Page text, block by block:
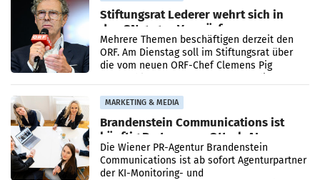
Stiftungsrat Lederer wehrt sich in
den SN gegen Vorwürfe
Mehrere Themen beschäftigen derzeit den
ORF. Am Dienstag soll im Stiftungsrat über
die vom neuen ORF-Chef Clemens Pig
MARKETING & MEDIA
Brandenstein Communications ist
künftig Partner von OtterlyAI
Die Wiener PR-Agentur Brandenstein
Communications ist ab sofort Agenturpartner
der KI-Monitoring- und